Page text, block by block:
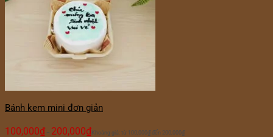
Bánh kem mini đơn giản
100,000₫ – 200,000₫ Khoảng giá: từ 100,000₫ đến 200,000₫